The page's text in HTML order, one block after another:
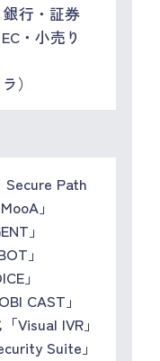
銀行・証券
EC・小売り
）
Secure Path
」
」
」
」
CAST」
Visual IVR」
Suite」